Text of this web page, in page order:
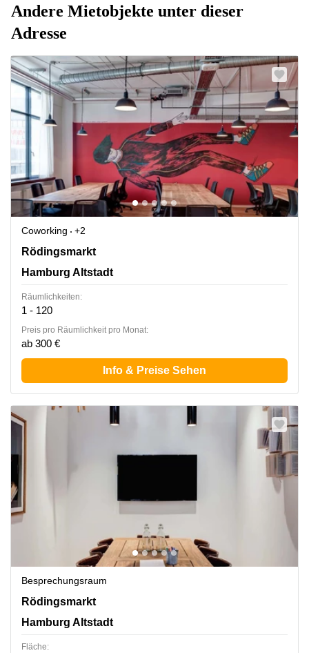
Andere Mietobjekte unter dieser
Adresse
Coworking
+2
Rödingsmarkt 9, Hamburg Altstadt
Rödingsmarkt
Hamburg Altstadt
Räumlichkeiten:
1 - 120
Preis pro Räumlichkeit pro Monat:
ab 300 €
Info & Preise Sehen
Besprechungsraum
Rödingsmarkt 9, Hamburg Altstadt
Rödingsmarkt
Hamburg Altstadt
Fläche: